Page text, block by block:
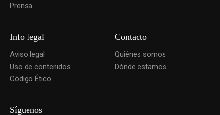
Prensa
Info legal
Aviso legal
Uso de contenidos
Código Ético
Contacto
Quiénes somos
Dónde estamos
Síguenos